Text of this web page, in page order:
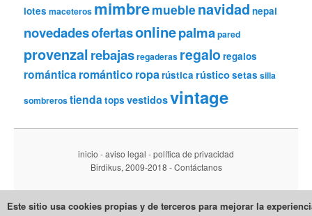
lotes maceteros mimbremueblenavidad nepal
novedadesofertasonlinepalmapared
provenzalrebajasregaderas regalo regalos
romántica románticoroparústica rústicosetas silla
sombrerostienda tops vestidosvintage
inicio -aviso legal -política de privacidad
Birdikus, 2009-2018 -Contáctanos
Este sitio usa cookies propias y de terceros para mejorar la